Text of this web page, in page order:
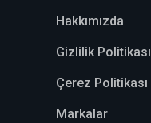
Hakkımızda
Gizlilik Politikası
Çerez Politikası
Markalar